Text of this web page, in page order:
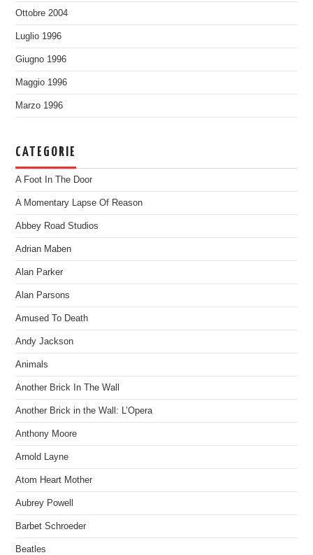
Ottobre 2004
Luglio 1996
Giugno 1996
Maggio 1996
Marzo 1996
CATEGORIE
A Foot In The Door
A Momentary Lapse Of Reason
Abbey Road Studios
Adrian Maben
Alan Parker
Alan Parsons
Amused To Death
Andy Jackson
Animals
Another Brick In The Wall
Another Brick in the Wall: L’Opera
Anthony Moore
Arnold Layne
Atom Heart Mother
Aubrey Powell
Barbet Schroeder
Beatles